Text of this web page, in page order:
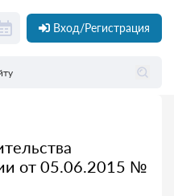
Вход/Регистрация
от 05.06.2015 №